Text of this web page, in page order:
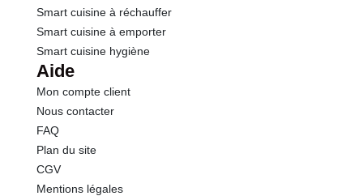
Smart cuisine à réchauffer
Smart cuisine à emporter
Smart cuisine hygiène
Aide
Mon compte client
Nous contacter
FAQ
Plan du site
CGV
Mentions légales